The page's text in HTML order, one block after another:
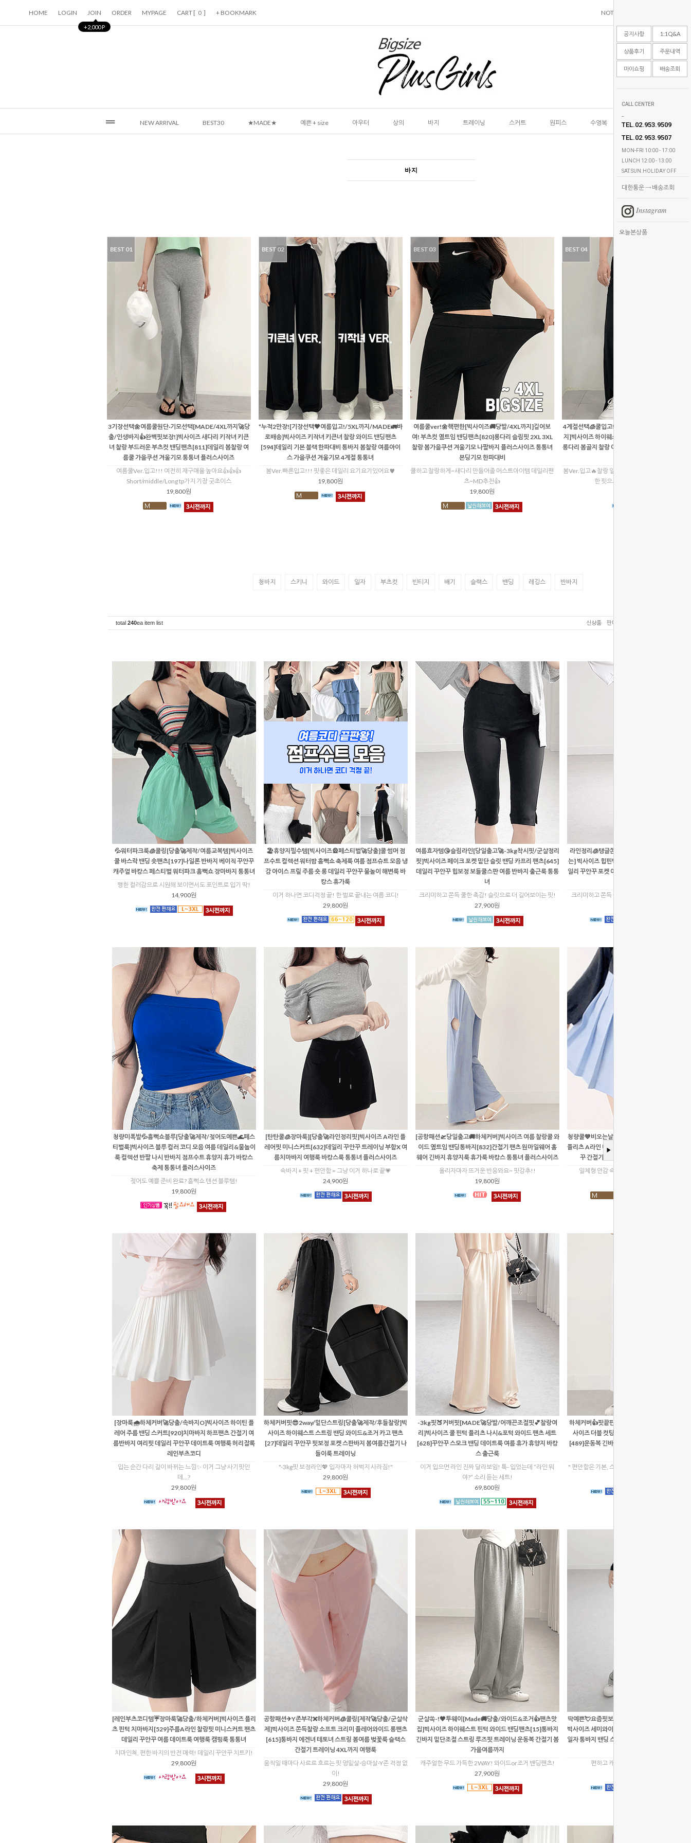
공지사항 1:1Q&A
상품후기 주문내역
마이쇼핑 배송조회
CALL CENTER
TEL.02.953.9509
TEL.02.953.9507
MON-FRI 10:00 - 17:00
LUNCH 12:00 - 13:00
SAT.SUN.HOLIDAY OFF
대한통운 → 배송조회
Instagram
오늘본상품
HOME LOGIN JOIN
+2,000 P
ORDER MYPAGE CART [ 0 ] + BOOKMARK NOTICE
NEW ARRIVAL BEST30 ★MADE★ 예쁜 + size 아우터 상의 바지 트레이닝 스커트 원피스 수영복 언더웨어
바지
BEST 01
3기장선택🌼여름쿨원단·기모선택[MADE/4XL까지🚀당
출/인생바지👍완벽핏보장!]빅사이즈 새다리 키작녀 키큰
녀 찰랑 부드러운 부츠컷 밴딩팬츠[811]데일리 봄찰랑 여
름쿨 가을쿠션 겨울기모 통통녀 플러스사이즈
여름쿨Ver.입고!!! 여전히 재구매율 높아요👍👍👍
Short/middle/Long tp가지 기장 굿초이스
19,800원
BEST 02
*누적2만장![기장선택🖤여름입고!/5XL까지/MADE🚛바
로배송]빅사이즈 키작녀 키큰녀 찰랑 와이드 밴딩팬츠
[594]데일리 기본 블랙 한파대비 통바지 봄찰랑 여름아이
스 가을쿠션 겨울기모 4계절 통통녀
봄Ver.빠른입고!!! 핏좋은 데일리 요기요기있어요♥
19,800원
BEST 03
여름쿨ver!🌼핵편한[빅사이즈🚚당발/4XL까지]길어보
여! 부츠컷 옆트임 밴딩팬츠[820]롱다리 슬림핏 2XL 3XL
찰랑 봄가을쿠션 겨울기모 나팔바지 플러스사이즈 통통녀
본딩기모 한파대비
쿨하고 찰랑하게~새다리 만들어줄 머스트아이템 데일리팬
츠~MD추천👍
19,800원
BEST 04
4계절선택🧊쿨입고![당출🚀세상편한/인생바지
지]빅사이즈 하이웨스트 일자 와이드 슬릿 밴딩팬
롱다리 봄골지 찰랑 여름아이스 가을쿠션 겨울기모
봄Ver.입고🔥찰랑 일자핏, Y존 부각 NO, 슬릿으로
한 핏으로 여리한 인생팬츠완성!
청바지 스키니 와이드 일자 부츠컷 빈티지 배기 슬랙스 밴딩 레깅스 반바지
total 240ea item list 신상품 판매순위
💦워터파크룩🧊쿨링[당출🚀제작/여름교복템]빅사이즈
쿨 바스락 밴딩 숏팬츠[197]나일론 반바지 베이직 꾸안꾸
캐주얼 바캉스 페스티벌 워터파크 흠뻑쇼 장마바지 통통녀
쨍한 컬러감으로 시원해 보이면서도 포인트로 입기 딱!
14,900원
🏖휴양지필수템[빅사이즈🎡페스티벌🚀당출]쿨 썸머 점
프수트 컬렉션 워터밤 흠뻑쇼 축제룩 여름 점프슈트 모음 냉
감 아이스 프릴 주름 숏 롱 데일리 꾸안꾸 물놀이 해변룩 바
캉스 휴가룩
이거 하나면 코디걱정 끝! 한 벌로 끝내는 여름 코디!
29,800원
여름효자템😘슬림라인[당일출고🚀-3kg착시핏/군살정리
핏]빅사이즈 페이크 포켓 밑단 슬릿 밴딩 카프리 팬츠[645]
데일리 꾸안꾸 힙보정 보들쿨스판 여름 반바지 출근룩 통통
녀
크리미하고 쫀득 쿨한 촉감! 슬릿으로 더 길어보이는 핏!
27,900원
라인정리🧊탱글쫀쫀핏 [당일출고🚀-3kg슬림핏
는] 빅사이즈 힙핀턱 크림 밴딩 부츠컷 카프리팬
일리 꾸안꾸 포켓 여름 보들쿨스판 플레어밑단 여
크리미하고 쫀득 쿨한 촉감! 부드럽게 핏되는 인
청량미폭발💦흠뻑쇼블루[당출🚀제작/젖어도예쁜🌊페스
티벌룩]빅사이즈 블루 컬러 코디 모음 여름 데일리&물놀이
룩 컬렉션 반팔 나시 반바지 점프수트 휴양지 휴가 바캉스
축제 통통녀 플러스사이즈
젖어도 예쁠 준비 완료? 흠뻑쇼 텐션 블루템!
19,800원
[탄탄쿨🧊장마룩][당출🚀라인정리핏]빅사이즈 A라인 플
레어핏 미니스커트[632]데일리 꾸안꾸 트레이닝 부함X 여
름치마바지 여행룩 바캉스룩 통통녀 플러스사이즈
속바지 + 핏 + 편안함 = 그냥 이거 하나로 끝💗
24,900원
[공항패션🛫당일출고🚚하체커버]빅사이즈 여름 찰랑쿨 와
이드 옆트임 밴딩통바지[832]간절기 팬츠 원마일웨어 홈
웨어 긴바지 휴양지룩 휴가룩 바캉스 통통녀 플러스사이즈
올리자마자 뜨거운 반응와요~ 핏강추!!
19,800원
청량쿨💙비오는날[당출🚀3XL까지/하체커버핏]
플리츠 A라인 미니 스커트[917]주름치마바지 데
꾸 간절기 여행룩 데이트룩 하객룩 레인부즈
일체형 안감 속바지로 비칠 걱정 없이 활동성
[장마룩🌧하체커버🚀당출/속바지O]빅사이즈 하이틴 플
레어 주름 밴딩 스커트[920]치마바지 하프팬츠 간절기 여
름반바지 여리핏 데일리 꾸안꾸 데이트룩 여행룩 허리잘록
레인부츠코디
입는 순간 다리 길이 바뀌는 느낌✨ 이거 그냥 사기핏인
데...?
29,800원
하체커버핏😎2way/밑단스트링[당출🚀제작/후들찰랑]빅
사이즈 하이웨스트 스트링 밴딩 와이드&조거 카고 팬츠
[27]데일리 꾸안꾸 핏보정 포켓 스판바지 봄여름간절기 나
들이룩 트레이닝
"-3kg핏 보정라인💖 입자마자 허벅지 사라짐!"
29,800원
-3kg핏🍑커버핏[MADE🚀당발/어깨끈조절핏💕찰랑여
리]빅사이즈 쿨 핀턱 플리츠 나시&포턱 와이드 팬츠 세트
[628]꾸안꾸 스모크 밴딩 데이트룩 여름 휴가 휴양지 바캉
스 출근룩
이거 입으면 라인 진짜 달라보임! 툭- 입었는데 “라인 뭐
야?” 소리 듣는 세트!
69,800원
하체커버👍핏끝판왕[당출🚀자체제작/막입어도
사이즈 더블 컷팅 데미지 포인트 밴딩 와이드 조
[489]운동복 긴바지 캐주얼 트레이닝 봄가을 여
" 편안함은 기본, 스타일은 덤! 하체고민? 이거 하
[레인부츠코디템☔장마룩🚀당출/하체커버]빅사이즈 플리
츠 핀턱 치마바지[529]주름A라인 찰랑핏 미니스커트 팬츠
데일리 꾸안꾸 여름 데이트룩 여행룩 캠핑룩 통통녀
치마인척, 편한 바지의 반전 매력! 데일리 꾸안꾸 치트키!
29,800원
공항패션✈Y존부각❌하체커버🧊쿨링[제작🚀당출/군살삭
제]빅사이즈 쫀득찰랑 소프트 크리미 플레어와이드 롱팬츠
[615]통바지 에겐녀 테토녀 스트링 봄여름 벚꽃룩 슬랙스
간절기 트레이닝 4XL까지 여행룩
움직일 때마다 사르르 흐르는 핏 엉밑살·승마살·Y존 걱정 없
이!
29,800원
군살쏙-!🖤투웨이[Made🚚당출/와이드&조거👍팬츠맛
집]빅사이즈 하이웨스트 핀턱 와이드 밴딩팬츠[15]통바지
긴바지 밑단조절 스트링 루즈핏 트레이닝 운동복 간절기 봄
가을여름까지
캐주얼한 무드 가득한 2WAY! 와이드or조거 밴딩팬츠!
27,900원
딱예쁜💘요즘핏보장![자체제작🚚당출/하체커버
빅사이즈 세미와이드 포켓 코튼 카고팬츠[612]스
일자 통바지 밴딩 스트링 개강룩 봄옷 간절기룩 하
편하고 캐주얼한 디자인의 카고롱팬츠!